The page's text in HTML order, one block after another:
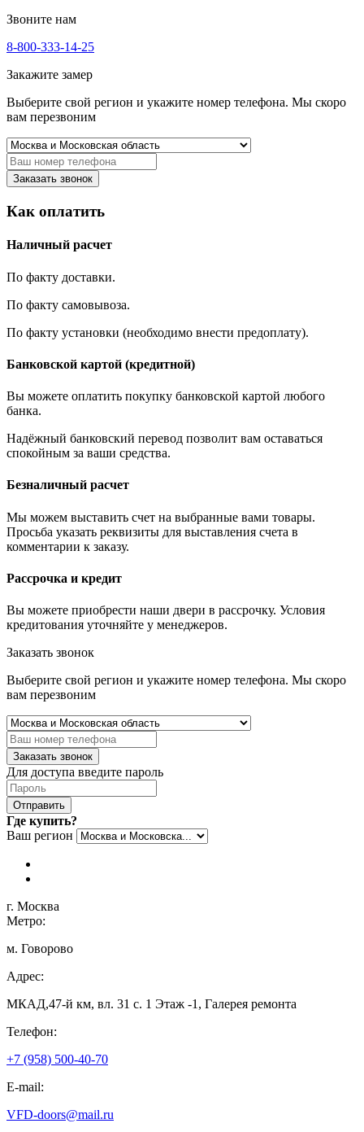
Звоните нам
8-800-333-14-25
Закажите замер
Выберите свой регион и укажите номер телефона. Мы скоро
вам перезвоним
Заказать звонок
Как оплатить
Наличный расчет
По факту доставки.
По факту самовывоза.
По факту установки (необходимо внести предоплату).
Банковской картой (кредитной)
Вы можете оплатить покупку банковской картой любого
банка.
Надёжный банковский перевод позволит вам оставаться
спокойным за ваши средства.
Безналичный расчет
Мы можем выставить счет на выбранные вами товары.
Просьба указать реквизиты для выставления счета в
комментарии к заказу.
Рассрочка и кредит
Вы можете приобрести наши двери в рассрочку. Условия
кредитования уточняйте у менеджеров.
Заказать звонок
Выберите свой регион и укажите номер телефона. Мы скоро
вам перезвоним
Заказать звонок
Для доступа введите пароль
Отправить
Где купить?
Ваш регион
г. Москва
Метро:
м. Говорово
Адрес:
МКАД,47-й км, вл. 31 с. 1 Этаж -1, Галерея ремонта
Телефон:
+7 (958) 500-40-70
E-mail:
VFD-doors@mail.ru